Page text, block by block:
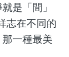
是「間」
志在不同的
一種最美